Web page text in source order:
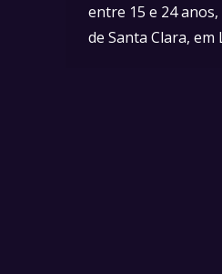
entre 15 e 24
de Santa Clara, em